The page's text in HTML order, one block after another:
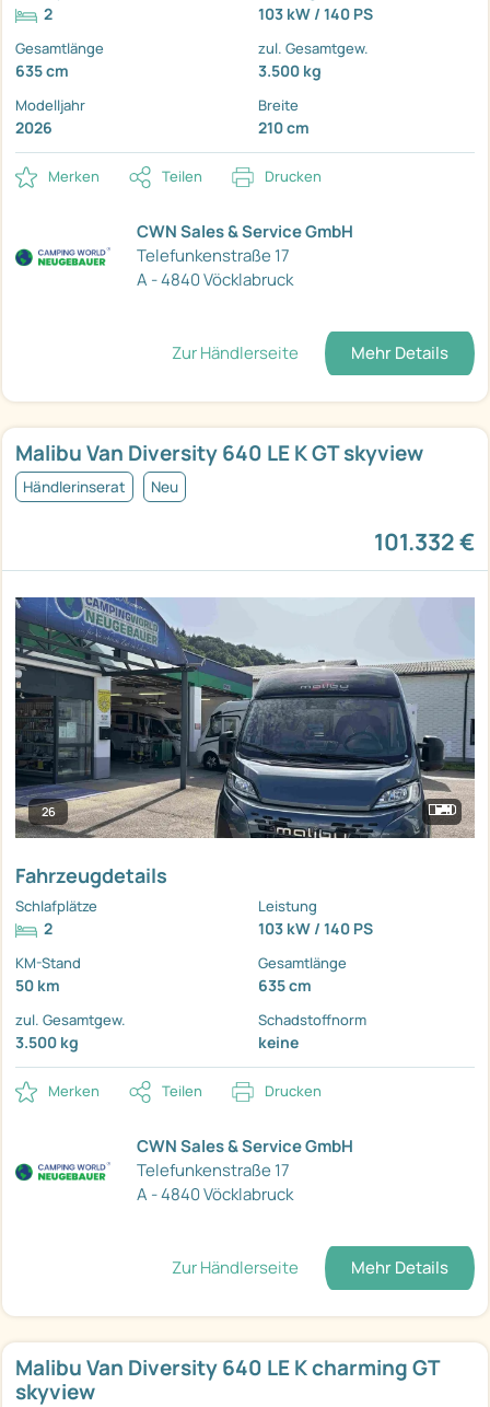
2 103 kW / 140 PS
Gesamtlänge
635 cm
zul. Gesamtgew.
3.500 kg
Modelljahr
2026
Breite
210 cm
Merken Teilen Drucken
CWN Sales & Service GmbH
Telefunkenstraße 17
A - 4840 Vöcklabruck
Zur Händlerseite Mehr Details
Malibu Van Diversity 640 LE K GT skyview
Händlerinserat Neu
101.332 €
26
Fahrzeugdetails
Schlafplätze
2
Leistung
103 kW / 140 PS
KM-Stand
50 km
Gesamtlänge
635 cm
zul. Gesamtgew.
3.500 kg
Schadstoffnorm
keine
Merken Teilen Drucken
CWN Sales & Service GmbH
Telefunkenstraße 17
A - 4840 Vöcklabruck
Zur Händlerseite Mehr Details
Malibu Van Diversity 640 LE K charming GT
skyview